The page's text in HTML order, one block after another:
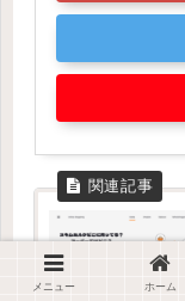
メニュー ホーム